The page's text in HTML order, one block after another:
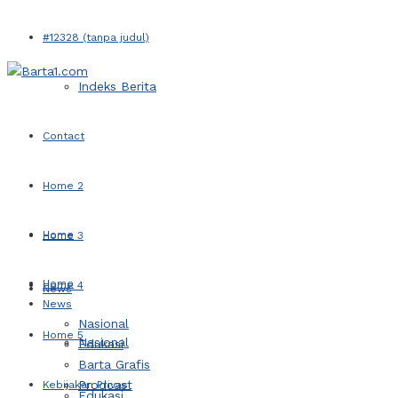
#12328 (tanpa judul)
Indeks Berita
Contact
Home 2
Home 3
Home 4
Home 5
Kebijakan Privasi
Home
News
Nasional
Home
News
Nasional
Edukasi
Barta Grafis
Prodcast